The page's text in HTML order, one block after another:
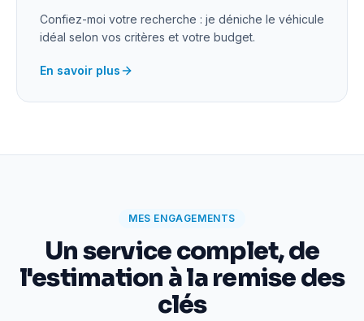
Confiez-moi votre recherche : je déniche le véhicule
idéal selon vos critères et votre budget.
En savoir plus
MES ENGAGEMENTS
Un service complet, de
l'estimation à la remise des
clés